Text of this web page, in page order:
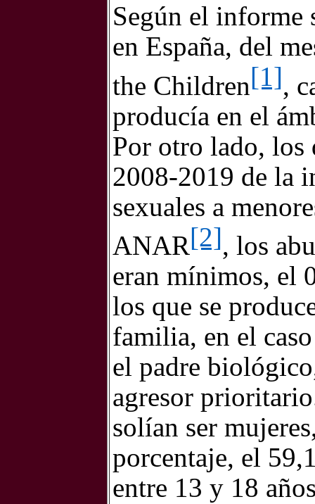
Según el informe
en España, del
the Children[1],
producía en el
Por otro lado, los
2008-2019 de la
sexuales a
ANAR[2], los
eran mínimos, el
los que se
familia, en el
el padre
agresor
solían ser
porcentaje, el
entre 13 y 18